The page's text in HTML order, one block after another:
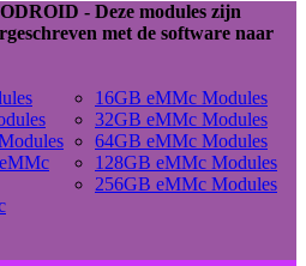
- Deze modules zijn
met de software naar
16GB eMMc Modules
32GB eMMc Modules
64GB eMMc Modules
128GB eMMc Modules
256GB eMMc Modules